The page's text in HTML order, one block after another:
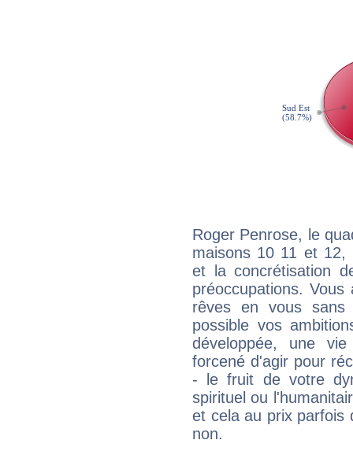
Roger Penrose, le
maisons 10 11 et 12,
et la concrétisation
préoccupations.
rêves en vous sans
possible vos
développée, une
forcené d'agir pour
- le fruit de votre
spirituel ou
et cela au prix parfois
non.